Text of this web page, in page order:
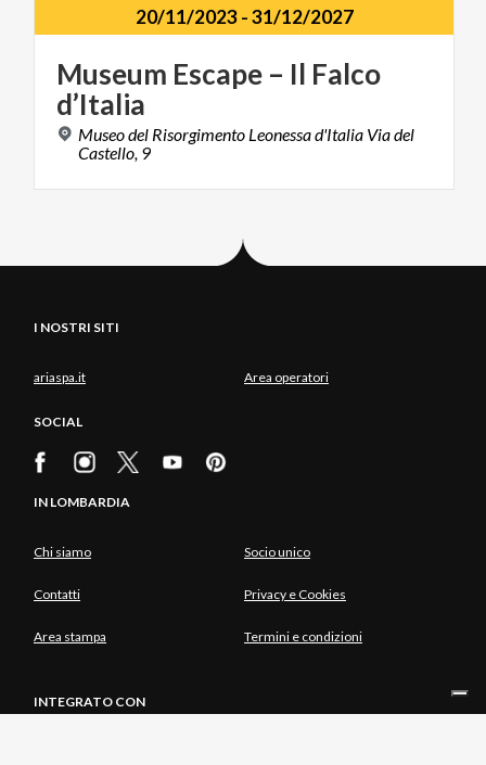
20/11/2023-31/12/2027
Museum Escape – Il Falco
d’Italia
Museo del Risorgimento Leonessa d'Italia Via del
Castello, 9
I NOSTRI SITI
ariaspa.it Area operatori
SOCIAL
IN LOMBARDIA
Chi siamo Socio unico
Contatti Privacy e Cookies
Area stampa Termini e condizioni
INTEGRATO CON